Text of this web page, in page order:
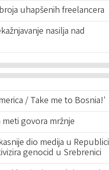
uhapšenih freelancera
nasilja nad
/ Take me to Bosnia!'
govora mržnje
dio medija u Republici
genocid u Srebrenici